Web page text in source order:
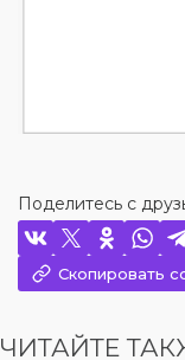
Поделитесь с
Скопировать
ЧИТАЙТЕ